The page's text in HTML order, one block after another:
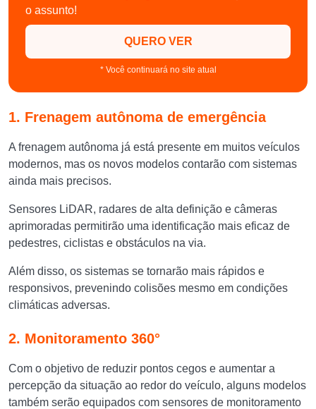
o assunto!
QUERO VER
* Você continuará no site atual
1. Frenagem autônoma de emergência
A frenagem autônoma já está presente em muitos veículos
modernos, mas os novos modelos contarão com sistemas
ainda mais precisos.
Sensores LiDAR, radares de alta definição e câmeras
aprimoradas permitirão uma identificação mais eficaz de
pedestres, ciclistas e obstáculos na via.
Além disso, os sistemas se tornarão mais rápidos e
responsivos, prevenindo colisões mesmo em condições
climáticas adversas.
2. Monitoramento 360°
Com o objetivo de reduzir pontos cegos e aumentar a
percepção da situação ao redor do veículo, alguns modelos
também serão equipados com sensores de monitoramento